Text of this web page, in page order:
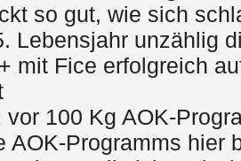
so gut, wie sich
Lebensjahr unzählig
mit Fice erfolgreich
vor 100 Kg AOK-
AOK-Programms hier